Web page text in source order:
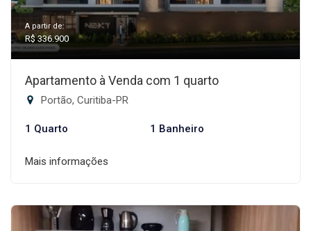
A partir de:
R$ 336.900
Apartamento à Venda com 1 quarto
Portão, Curitiba-PR
1 Quarto 1 Banheiro
Mais informações